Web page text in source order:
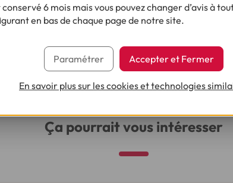
financement pour réaliser
Découvrez notre offre de crédit
déménagement
Ça pourrait vous intéresser
6 mois mais vous pouvez changer d’avis à
en bas de chaque page de notre site.
Accepter et Fermer
Paramétrer
En savoir plus sur les cookies et technologies